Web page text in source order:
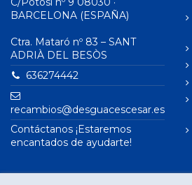
BARCELONA (ESPAÑA)
Ctra. Mataró nº 83 – SANT
ADRIÀ DEL BESÒS
636274442
recambios@desguacescesar.es
Contáctanos ¡Estaremos
encantados de ayudarte!